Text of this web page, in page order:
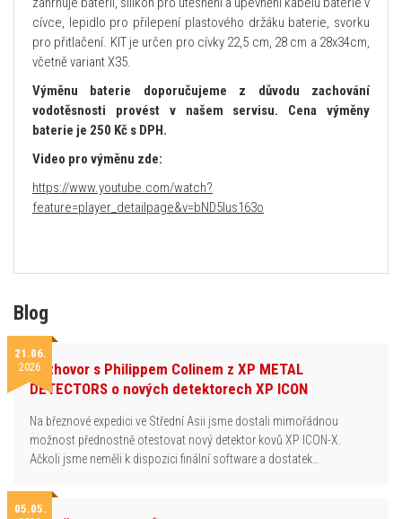
cívce, lepidlo pro přilepení plastového držáku baterie, svorku
pro přitlačení. KIT je určen pro cívky 22,5 cm, 28 cm a 28x34cm,
včetně variant X35.
Výměnu baterie doporučujeme z důvodu zachování
vodotěsnosti provést v našem servisu. Cena výměny
baterie je 250 Kč s DPH.
Video pro výměnu zde:
https://www.youtube.com/watch?
feature=player_detailpage&v=bND5Ius163o
Blog
21.06.
2026Rozhovor s Philippem Colinem z XP METAL
DETECTORS o nových detektorech XP ICON
Na březnové expedici ve Střední Asii jsme dostali mimořádnou
možnost přednostně otestovat nový detektor kovů XP ICON-X.
Ačkoli jsme neměli k dispozici finální software a dostatek…
05.05.